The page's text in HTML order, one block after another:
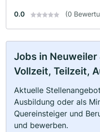
0.0 (0
Jobs in Neuweiler
Vollzeit, Teilzeit,
Aktuelle
Ausbildung oder als
Quereinsteiger und
und bewerben.